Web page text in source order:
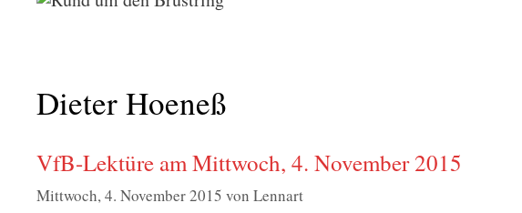
Dieter Hoeneß
VfB-Lektüre am Mittwoch, 4. November 2015
Mittwoch, 4. November 2015 von Lennart